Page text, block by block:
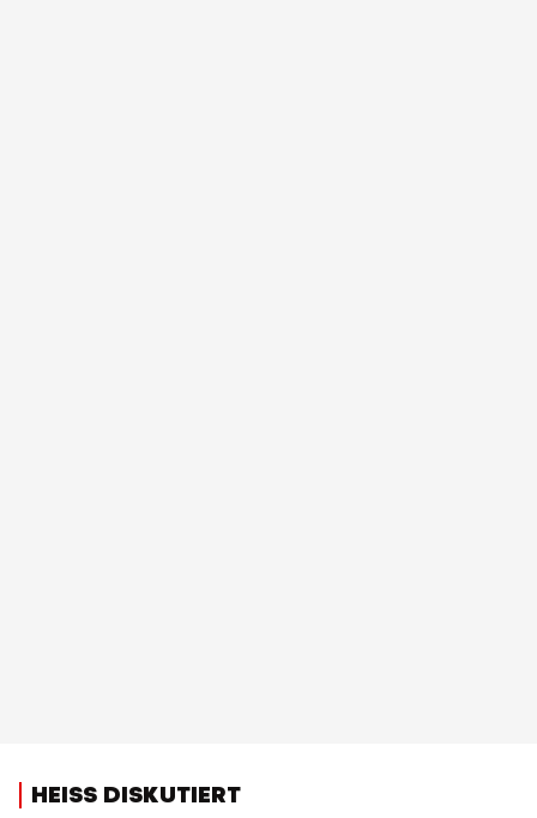
HEISS DISKUTIERT